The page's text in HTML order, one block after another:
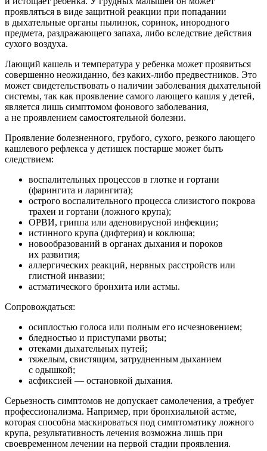
проявляться в виде защитной реакции при попадании
в дыхательные органы пылинок, соринок, инородного
предмета, раздражающего запаха, либо вследствие действия
сухого воздуха.
Лающий кашель и температура у ребенка может проявиться
совершенно неожиданно, без каких-либо предвестников. Это
может свидетельствовать о наличии заболевания дыхательной
системы, так как проявление самого лающего кашля у детей,
является лишь симптомом фонового заболевания,
а не проявлением самостоятельной болезни.
Проявление болезненного, грубого, сухого, резкого лающего
кашлевого рефлекса у детишек постарше может быть
следствием:
воспалительных процессов в глотке и гортани
(фарингита и ларингита);
острого воспалительного процесса слизистого покрова
трахеи и гортани (ложного крупа);
ОРВИ, гриппа или аденовирусной инфекции;
истинного крупа (дифтерия) и коклюша;
новообразований в органах дыхания и пороков
их развития;
аллергических реакций, нервных расстройств или
глистной инвазии;
астматического бронхита или астмы.
Сопровождаться:
осиплостью голоса или полным его исчезновением;
бледностью и приступами рвоты;
отеками дыхательных путей;
тяжелым, свистящим, затрудненным дыханием
с одышкой;
асфиксией — остановкой дыхания.
Серьезность симптомов не допускает самолечения, а требует
профессионализма. Например, при бронхиальной астме,
которая способна маскироваться под симптоматику ложного
крупа, результативность лечения возможна лишь при
своевременном лечении на первой стадии проявления.